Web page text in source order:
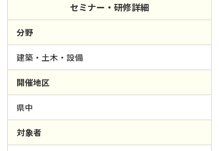
セミナー・研修詳細
分野
建築・土木・設備
開催地区
県中
対象者